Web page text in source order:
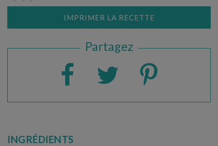
IMPRIMER LA RECETTE
Partagez
INGRÉDIENTS